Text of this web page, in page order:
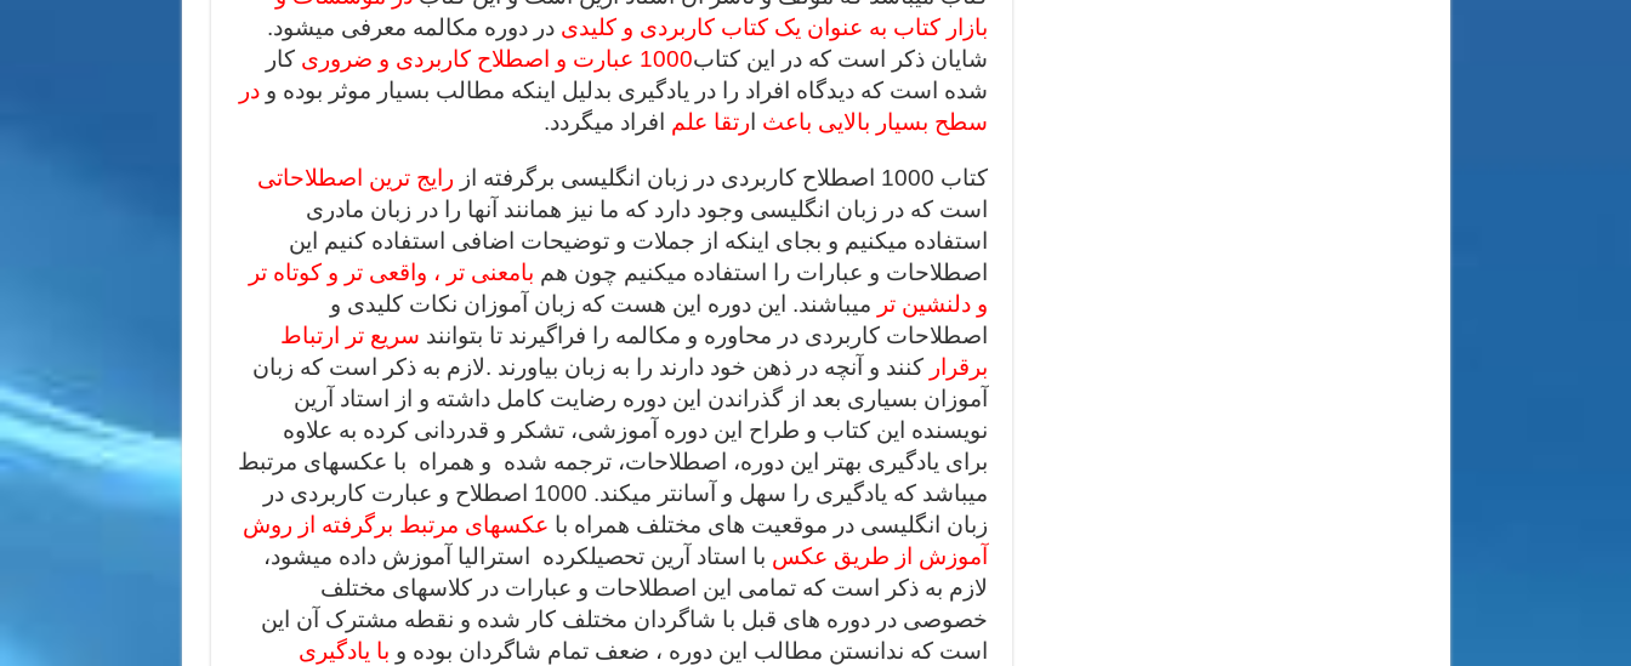
بازار کتاب به عنوان یک کتاب کاربردی و کلیدی در دوره مکالمه معرفی میشود.
شایان ذکر است که در این کتاب1000 عبارت و اصطلاح کاربردی و ضروری
کار
شده است که دیدگاه افراد را در یادگیری بدلیل اینکه مطالب بسیار موثر بوده و در
سطح بسیار بالایی باعث رتقا علم افراد میگردد.
کتاب 1000 اصطلاح کاربردی در زبان انگلیسی برگرفته از
رایج ترین اصطلاحاتی
است که در زبان انگلیسی وجود دارد که ما نیز همانند آنها را در زبان مادری
استفاده میکنیم و بجای اینکه از جملات و توضیحات اضافی استفاده کنیم این
اصطلاحات و عبارات را استفاده میکنیم چون هم بامعنی تر ، واقعی تر و کوتاه تر
و دلنشین تر میباشند. این دوره این هست که زبان آموزان نکات کلیدی و
اصطلاحات کاربردی در محاوره و مکالمه را فراگیرند تا بتوانند سریع تر ارتباط
برقرار کنند و آنچه در ذهن خود دارند را به زبان بیاورند .لازم به ذکر است که زبان
آموزان بسیاری بعد از گذراندن این دوره رضایت کامل داشته و از استاد آرین
نویسنده این کتاب و طراح این دوره آموزشی، تشکر و قدردانی کرده به علاوه
برای یادگیری بهتر این دوره، اصطلاحات، ترجمه شده و همراه با عکسهای مرتبط
میباشد که یادگیری را سهل و آسانتر میکند. 1000 اصطلاح و عبارت کاربردی در
زبان انگلیسی در موقعیت های مختلف همراه با عکسهای مرتبط برگرفته از روش
آموزش از طریق عکس با استاد آرین تحصیلکرده استرالیا آموزش داده میشود،
لازم به ذکر است که تمامی این اصطلاحات و عبارات در کلاسهای مختلف
خصوصی در دوره های قبل با شاگردان مختلف کار شده و نقطه مشترک آن این
است که ندانستن مطالب این دوره ، ضعف تمام شاگردان بوده و با یادگیری